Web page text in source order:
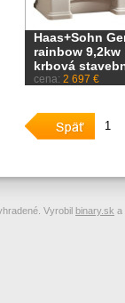
Haas+Sohn
rainbow 9,2kw
krbová
cena: 2 697 €
1
Vyrobil binary.sk a